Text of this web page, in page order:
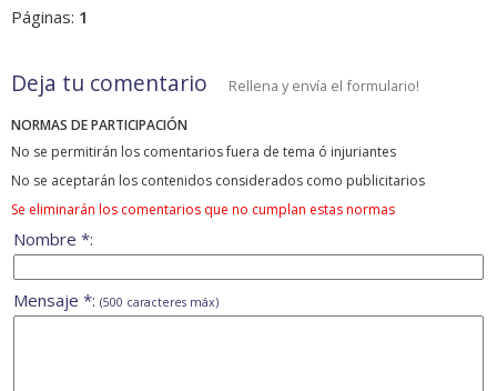
Páginas: 1
Deja tu comentario Rellena y envía el formulario!
NORMAS DE PARTICIPACIÓN
No se permitirán los comentarios fuera de tema ó injuriantes
No se aceptarán los contenidos considerados como publicitarios
Se eliminarán los comentarios que no cumplan estas normas
Nombre *:
Mensaje *: (500 caracteres máx)